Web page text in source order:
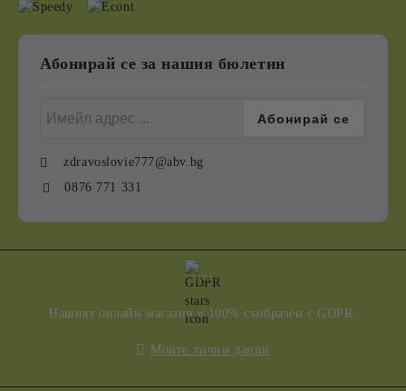
Абонирай се за нашия бюлетин
zdravoslovie777@abv.bg
0876 771 331
GDPR
Нашият онлайн магазин е 100% съобразен с GDPR.
Моите лични данни